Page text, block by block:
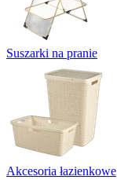
Suszarki na pranie
Akcesoria łazienkowe